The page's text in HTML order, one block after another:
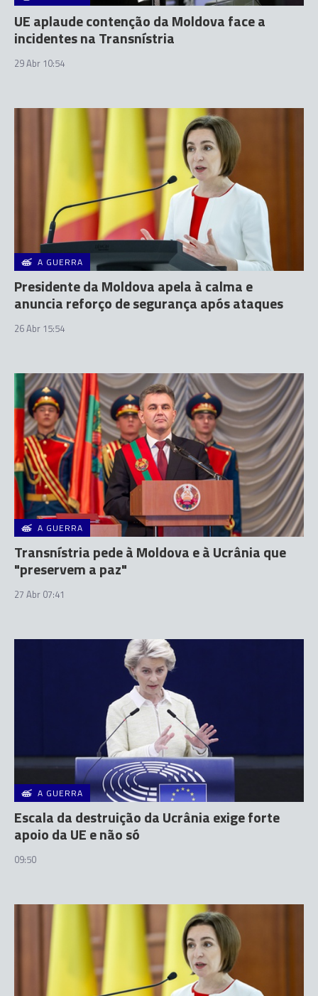
UE aplaude contenção da Moldova face a
incidentes na Transnístria
29 Abr 10:54
A GUERRA
Presidente da Moldova apela à calma e
anuncia reforço de segurança após ataques
26 Abr 15:54
A GUERRA
Transnístria pede à Moldova e à Ucrânia que
"preservem a paz"
27 Abr 07:41
A GUERRA
Escala da destruição da Ucrânia exige forte
apoio da UE e não só
09:50